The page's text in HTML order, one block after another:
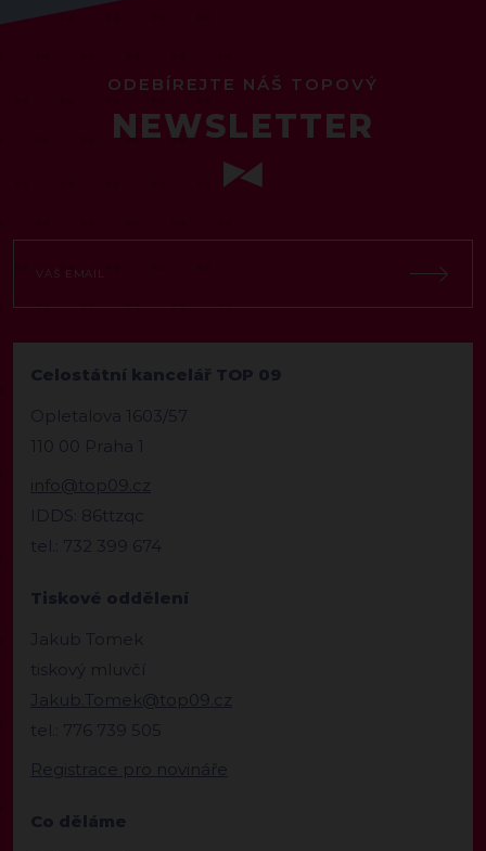
ODEBÍREJTE NÁŠ TOPOVÝ
NEWSLETTER
Celostátní kancelář TOP 09
Opletalova 1603/57
110 00 Praha 1
info@top09.cz
IDDS: 86ttzqc
tel.: 732 399 674
Tiskové oddělení
Jakub Tomek
tiskový mluvčí
Jakub.Tomek@top09.cz
tel.: 776 739 505
Registrace pro novináře
Co děláme